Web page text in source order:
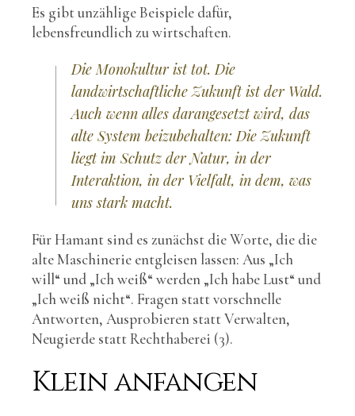
Es gibt unzählige Beispiele dafür,
lebensfreundlich zu wirtschaften.
Die Monokultur ist tot. Die
landwirtschaftliche Zukunft ist der Wald.
Auch wenn alles darangesetzt wird, das
alte System beizubehalten: Die Zukunft
liegt im Schutz der Natur, in der
Interaktion, in der Vielfalt, in dem, was
uns stark macht.
Für Hamant sind es zunächst die Worte, die die
alte Maschinerie entgleisen lassen: Aus „Ich
will“ und „Ich weiß“ werden „Ich habe Lust“ und
„Ich weiß nicht“. Fragen statt vorschnelle
Antworten, Ausprobieren statt Verwalten,
Neugierde statt Rechthaberei (3).
Klein anfangen